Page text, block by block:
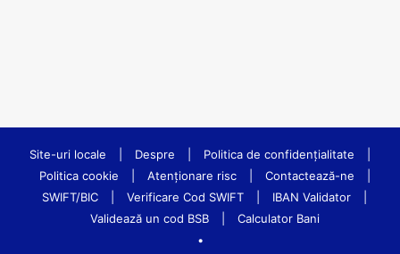
Site-uri locale Despre Politica de confidenţialitate
Politica cookie
Atenționare risc Contactează-ne
SWIFT/BIC
Verificare Cod SWIFT IBAN Validator
Validează un cod BSB
Calculator Bani
•